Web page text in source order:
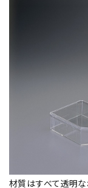
材質はすべて透明